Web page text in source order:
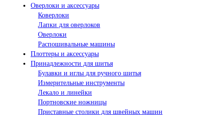
Оверлоки и аксессуары
Коверлоки
Лапки для оверлоков
Оверлоки
Распошивальные машины
Плоттеры и аксессуары
Принадлежности для шитья
Булавки и иглы для ручного шитья
Измерительные инструменты
Лекало и линейки
Портновские ножницы
Приставные столики для швейных машин